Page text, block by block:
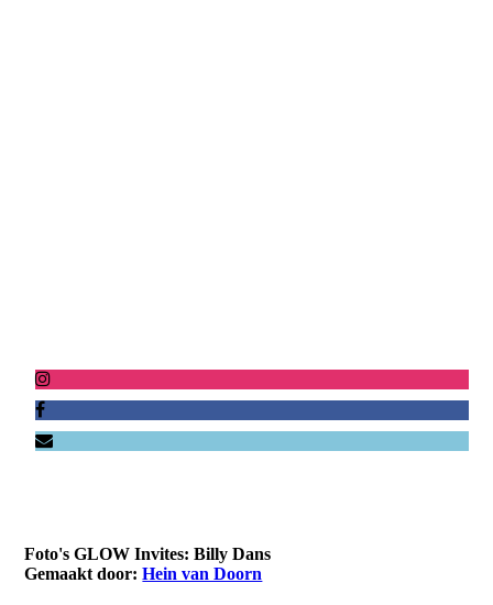
Foto's GLOW Invites: Billy Dans
Gemaakt door:Hein van Doorn